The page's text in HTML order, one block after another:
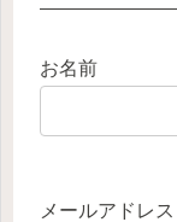
お名前
メールアドレス